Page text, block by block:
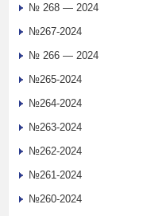
№ 268 — 2024
№267-2024
№ 266 — 2024
№265-2024
№264-2024
№263-2024
№262-2024
№261-2024
№260-2024